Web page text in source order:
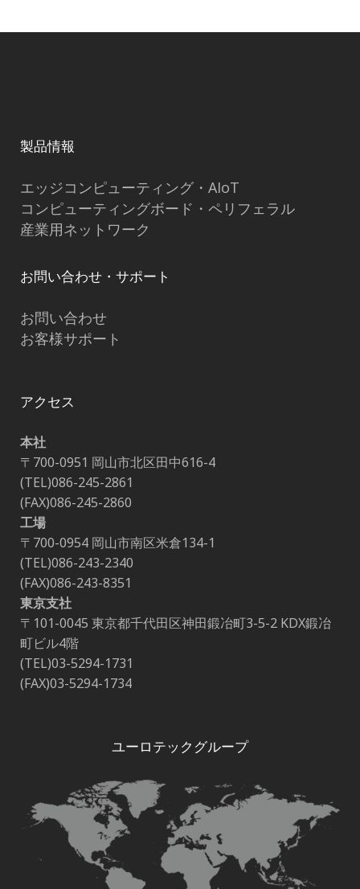
製品情報
エッジコンピューティング・AIoT
コンピューティングボード・ペリフェラル
産業用ネットワーク
お問い合わせ・サポート
お問い合わせ
お客様サポート
アクセス
本社
〒700-0951 岡山市北区田中616-4
(TEL)086-245-2861
(FAX)086-245-2860
工場
〒700-0954 岡山市南区米倉134-1
(TEL)086-243-2340
(FAX)086-243-8351
東京支社
〒101-0045 東京都千代田区神田鍛冶町3-5-2 KDX鍛冶
町ビル4階
(TEL)03-5294-1731
(FAX)03-5294-1734
ユーロテックグループ